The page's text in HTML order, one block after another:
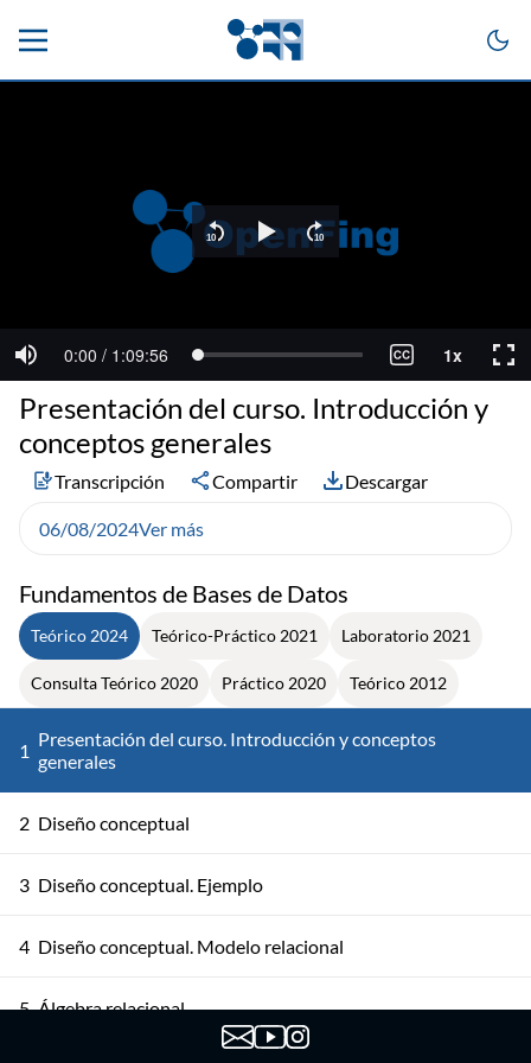
Fundamentos de Bases de Datos
Teórico 2024 Teórico-Práctico 2021 Laboratorio 2021
Consulta Teórico 2020 Práctico 2020 Teórico 2012
1 Presentación del curso. Introducción y conceptos
generales
2 Diseño conceptual
3 Diseño conceptual. Ejemplo
4 Diseño conceptual. Modelo relacional
5 Álgebra relacional
Presentación del curso. Introducción y
conceptos generales
Transcripción Compartir Descargar
06/08/2024Ver más